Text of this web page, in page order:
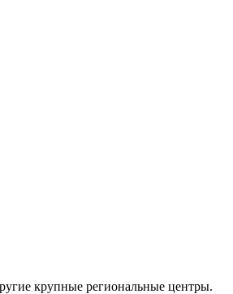
крупные региональные центры.